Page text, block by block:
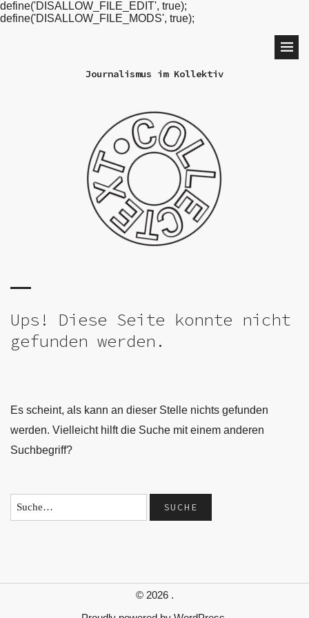
define('DISALLOW_FILE_EDIT', true);
define('DISALLOW_FILE_MODS', true);
Journalismus im Kollektiv
Ups! Diese Seite konnte nicht
gefunden werden.
Es scheint, als kann an dieser Stelle nichts gefunden
werden. Vielleicht hilft die Suche mit einem anderen
Suchbegriff?
© 2026 .